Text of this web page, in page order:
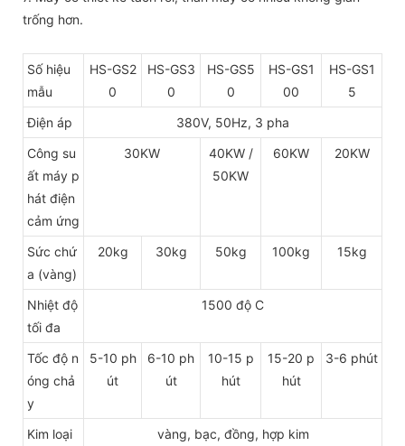
trống hơn.
Số hiệu
mẫu
HS-GS2
0
HS-GS3
0
HS-GS5
0
HS-GS1
00
HS-GS1
5
Điện áp
380V, 50Hz, 3 pha
Công su
ất máy p
hát điện
cảm ứng
30KW
40KW /
50KW
60KW 20KW
Sức chứ
a (vàng)
20kg 30kg 50kg 100kg 15kg
Nhiệt độ
tối đa
1500 độ C
Tốc độ n
óng chả
y
5-10 ph
út
6-10 ph
út
10-15 p
hút
15-20 p
hút
3-6 phút
Kim loại
vàng, bạc, đồng, hợp kim